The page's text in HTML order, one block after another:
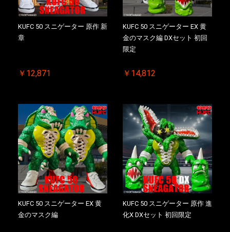
KUFC 50 スニゲーター 原作 新
章
￥12,871
KUFC 50 スニゲーター EX 黄
金のマスク編 DXセット 初回
限定
￥14,812
KUFC 50 スニゲーター EX 黄
金のマスク編
KUFC 50 スニゲーター 原作 進
化X DXセット 初回限定